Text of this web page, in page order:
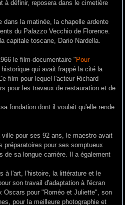
à définir, reposera dans le cimetière
dans la matinée, la chapelle ardente
du Palazzo Vecchio de Florence.
capitale toscane, Dario Nardella.
le film-documentaire " Pour
qui avait frappé la cité la
film pour lequel l'acteur Richard
pour les travaux de restauration et de
fondation dont il voulait qu'elle rende
pour ses 92 ans, le maestro avait
pour ses somptueux
de sa longue carrière. Il a également
à l'art, l'histoire, la littérature et le
son travail d'adaptation à l'écran
pour "Roméo et Juliette", son
pour la meilleure photographie et